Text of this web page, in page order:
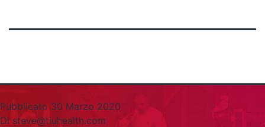
Pubblicato 30 Marzo 2020
Di steve@tiuhealth.com